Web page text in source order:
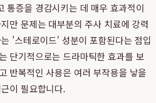
통증을 경감시키는 데 매우 효과적이
만 문제는 대부분의 주사 치료에 강력
'스테로이드' 성분이 포함된다는 점입
단기적으로는 드라마틱한 효과를 보
반복적인 사용은 여러 부작용을 낳을
이 필요합니다.